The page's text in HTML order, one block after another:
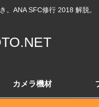
。ANA SFC修行 2018 解脱。
カメラ機材